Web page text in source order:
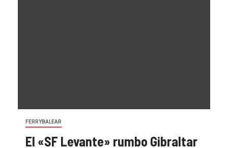
FERRYBALEAR
El «SF Levante» rumbo Gibraltar